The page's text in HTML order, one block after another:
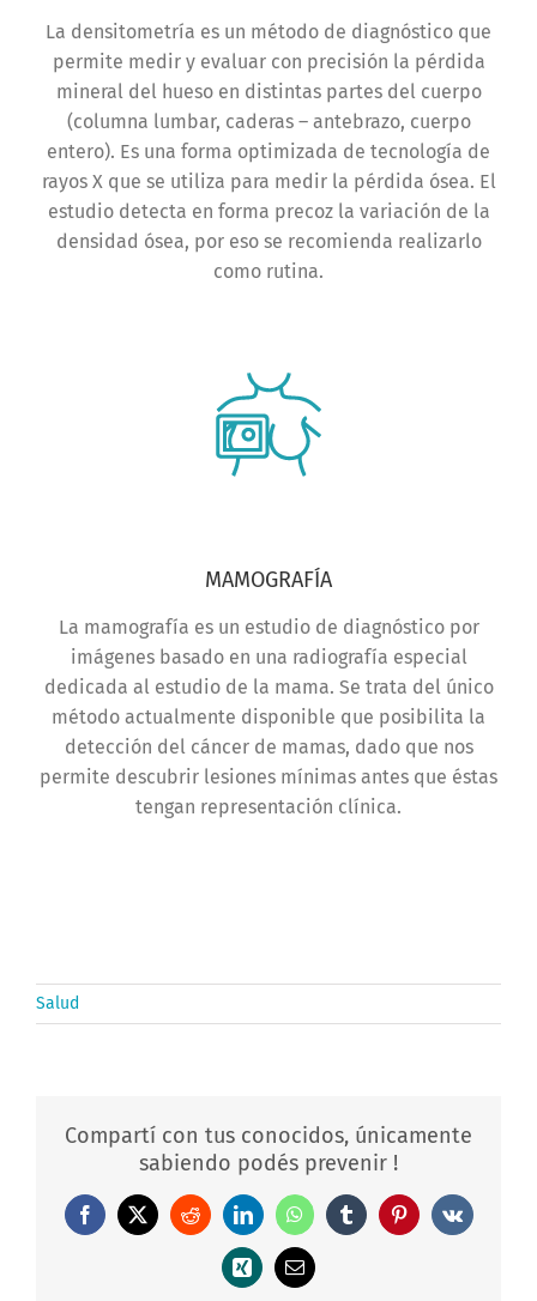
La densitometría es un método de diagnóstico que
permite medir y evaluar con precisión la pérdida
mineral del hueso en distintas partes del cuerpo
(columna lumbar, caderas – antebrazo, cuerpo
entero). Es una forma optimizada de tecnología de
rayos X que se utiliza para medir la pérdida ósea. El
estudio detecta en forma precoz la variación de la
densidad ósea, por eso se recomienda realizarlo
como rutina.
MAMOGRAFÍA
La mamografía es un estudio de diagnóstico por
imágenes basado en una radiografía especial
dedicada al estudio de la mama. Se trata del único
método actualmente disponible que posibilita la
detección del cáncer de mamas, dado que nos
permite descubrir lesiones mínimas antes que éstas
tengan representación clínica.
Salud
Compartí con tus conocidos, únicamente
sabiendo podés prevenir !
Facebook
X RedditLinkedInWhatsAppTumblrPinterestVk
Xing
Correo
electrónico